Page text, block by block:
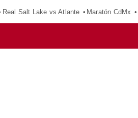
Real Salt Lake vs Atlante Maratón CdMx